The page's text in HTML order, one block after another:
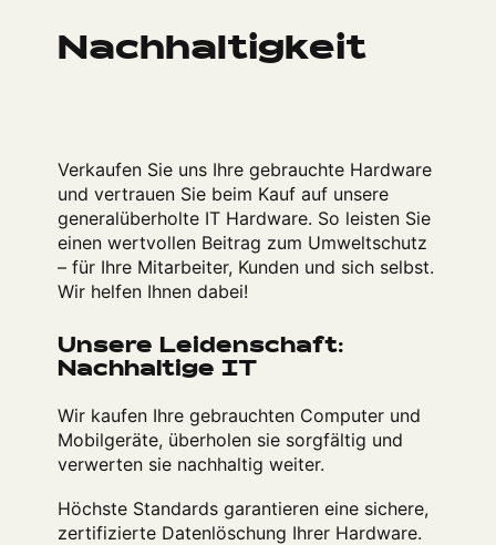
Nachhaltigkeit
Verkaufen Sie uns Ihre gebrauchte Hardware
und vertrauen Sie beim Kauf auf unsere
generalüberholte IT Hardware. So leisten Sie
einen wertvollen Beitrag zum Umweltschutz
– für Ihre Mitarbeiter, Kunden und sich selbst.
Wir helfen Ihnen dabei!
Unsere Leidenschaft:
Nachhaltige IT
Wir kaufen Ihre gebrauchten Computer und
Mobilgeräte, überholen sie sorgfältig und
verwerten sie nachhaltig weiter.
Höchste Standards garantieren eine sichere,
zertifizierte Datenlöschung Ihrer Hardware.